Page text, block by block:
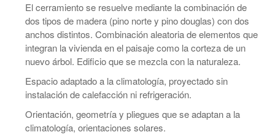
El cerramiento se resuelve mediante la combinación de
dos tipos de madera (pino norte y pino douglas) con dos
anchos distintos. Combinación aleatoria de elementos que
integran la vivienda en el paisaje como la corteza de un
nuevo árbol. Edificio que se mezcla con la naturaleza.
Espacio adaptado a la climatología, proyectado sin
instalación de calefacción ni refrigeración.
Orientación, geometría y pliegues que se adaptan a la
climatología, orientaciones solares.